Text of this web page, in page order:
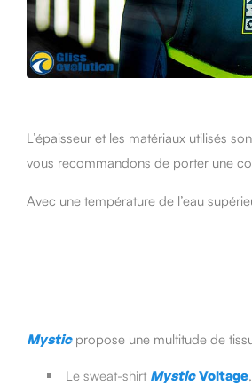
L’épaisseur et les matériaux utilisés
vous recommandons de porter une
Avec une température de l’eau
Mysticpropose une multitude de
Le sweat-shirt Mystic Voltage